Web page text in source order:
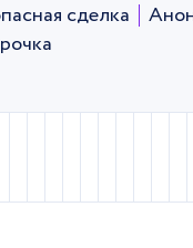
сделка